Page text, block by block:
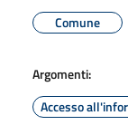
Comune
Argomenti:
Accesso